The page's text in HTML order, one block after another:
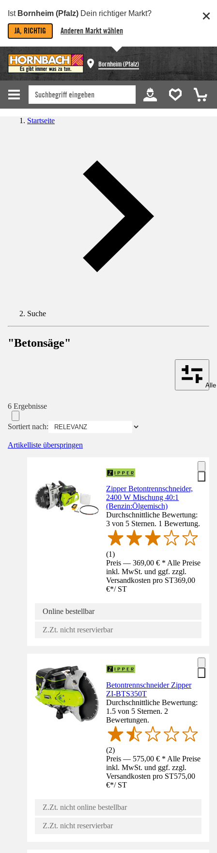
Ist Bornheim (Pfalz) Dein richtiger Markt?
JA, RICHTIG Anderen Markt wählen
Bornheim (Pfalz)
Startseite
Suche
"Betonsäge"
6 Ergebnisse
Sortiert nach:
Artikelliste überspringen
Zipper Betontrennschneider,
2400 W Mischung 40:1
(Benzin:Ölgemisch)
Durchschnittliche Bewertung:
3 von 5 Sternen. 1 Bewertung.
(1)
Preis — 369,00 € * Alle Preise
inkl. MwSt. und ggf. zzgl.
Versandkosten pro ST369,00
€*/ ST
Online bestellbar
Z.Zt. nicht reservierbar
Betontrennschneider Zipper
ZI-BTS350T
Durchschnittliche Bewertung:
1.5 von 5 Sternen. 2
Bewertungen.
(2)
Preis — 575,00 € * Alle Preise
inkl. MwSt. und ggf. zzgl.
Versandkosten pro ST575,00
€*/ ST
Z.Zt. nicht online bestellbar
Z.Zt. nicht reservierbar